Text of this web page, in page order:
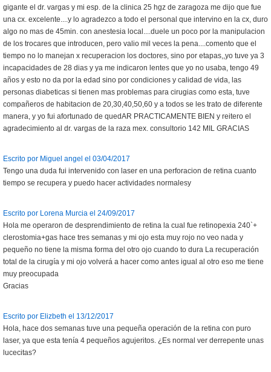
gigante el dr. vargas y mi esp. de la clinica 25 hgz de zaragoza me dijo que fue
una cx. excelente....y lo agradezco a todo el personal que intervino en la cx, duro
algo no mas de 45min. con anestesia local....duele un poco por la manipulacion
de los trocares que introducen, pero valio mil veces la pena....comento que el
tiempo no lo manejan x recuperacion los doctores, sino por etapas,,yo tuve ya 3
incapacidades de 28 dias y ya me indicaron lentes que yo no usaba, tengo 49
años y esto no da por la edad sino por condiciones y calidad de vida, las
personas diabeticas si tienen mas problemas para cirugias como esta, tuve
compañeros de habitacion de 20,30,40,50,60 y a todos se les trato de diferente
manera, y yo fui afortunado de quedAR PRACTICAMENTE BIEN y reitero el
agradecimiento al dr. vargas de la raza mex. consultorio 142 MIL GRACIAS
Escrito por Miguel angel el 03/04/2017
Tengo una duda fui intervenido con laser en una perforacion de retina cuanto
tiempo se recupera y puedo hacer actividades normalesy
Escrito por Lorena Murcia el 24/09/2017
Hola me operaron de desprendimiento de retina la cual fue retinopexia 240`+
clerostomia+gas hace tres semanas y mi ojo esta muy rojo no veo nada y
pequeño no tiene la misma forma del otro ojo cuando to dura La recuperación
total de la cirugía y mi ojo volverá a hacer como antes igual al otro eso me tiene
muy preocupada
Gracias
Escrito por Elizbeth el 13/12/2017
Hola, hace dos semanas tuve una pequeña operación de la retina con puro
laser, ya que esta tenía 4 pequeños agujeritos. ¿Es normal ver derrepente unas
lucecitas?